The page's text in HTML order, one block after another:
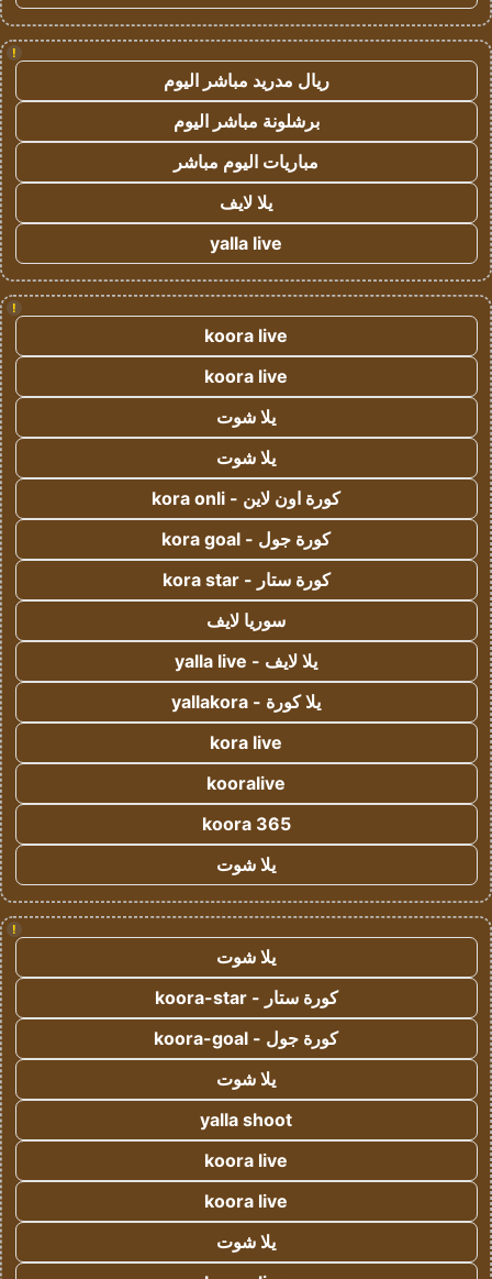
!
ريال مدريد مباشر اليوم
برشلونة مباشر اليوم
مباريات اليوم مباشر
يلا لايف
yalla live
!
koora live
koora live
يلا شوت
يلا شوت
كورة اون لاين - kora onli
كورة جول - kora goal
كورة ستار - kora star
سوريا لايف
يلا لايف - yalla live
يلا كورة - yallakora
kora live
kooralive
koora 365
يلا شوت
!
يلا شوت
كورة ستار - koora-star
كورة جول - koora-goal
يلا شوت
yalla shoot
koora live
koora live
يلا شوت